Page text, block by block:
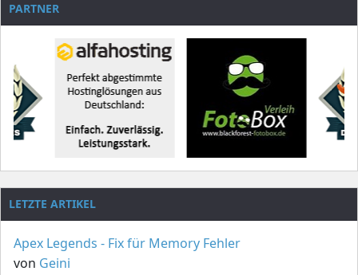
PARTNER
LETZTE ARTIKEL
Apex Legends - Fix für Memory Fehler
von Geini